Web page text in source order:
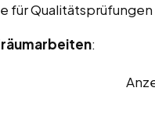
für Qualitätsprüfungen
: